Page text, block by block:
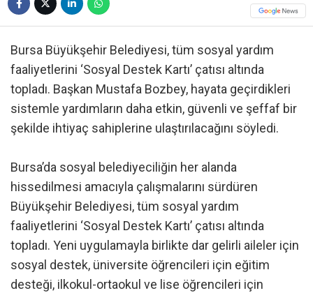
Bursa Büyükşehir Belediyesi, tüm sosyal yardım
faaliyetlerini ‘Sosyal Destek Kartı’ çatısı altında
topladı. Başkan Mustafa Bozbey, hayata geçirdikleri
sistemle yardımların daha etkin, güvenli ve şeffaf bir
şekilde ihtiyaç sahiplerine ulaştırılacağını söyledi.
Bursa’da sosyal belediyeciliğin her alanda
hissedilmesi amacıyla çalışmalarını sürdüren
Büyükşehir Belediyesi, tüm sosyal yardım
faaliyetlerini ‘Sosyal Destek Kartı’ çatısı altında
topladı. Yeni uygulamayla birlikte dar gelirli aileler için
sosyal destek, üniversite öğrencileri için eğitim
desteği, ilkokul-ortaokul ve lise öğrencileri için